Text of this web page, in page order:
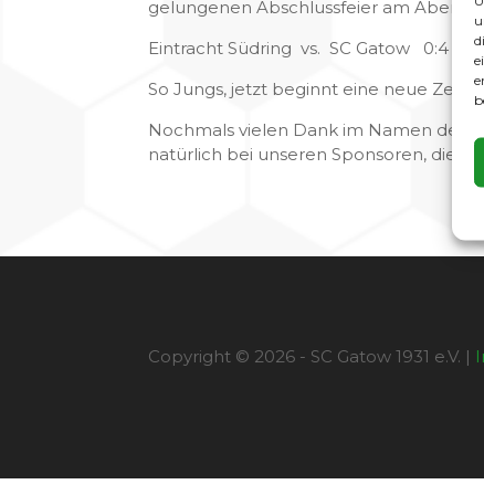
gelungenen Abschlussfeier am Abend
Eintracht Südring vs. SC Gatow 0:4
So Jungs, jetzt beginnt eine neue Zeit
Nochmals vielen Dank im Namen der
natürlich bei unseren Sponsoren, die
Copyright © 2026 - SC Gatow 1931 e.V. |